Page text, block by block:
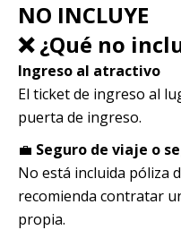
NO INCLUYE
❌ ¿Qué no
Ingreso al atractivo
El ticket de ingreso al
puerta de ingreso.
💼 Seguro de viaje o
No está incluida póliza
recomienda contratar
propia.